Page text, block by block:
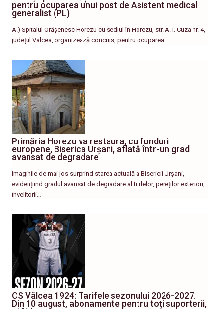
pentru ocuparea unui post de Asistent medical
generalist (PL)
A.) Spitalul Orășenesc Horezu cu sediul în Horezu, str. A. I. Cuza nr. 4,
județul Valcea, organizează concurs, pentru ocuparea…
Primăria Horezu va restaura, cu fonduri
europene, Biserica Urșani, aflată într-un grad
avansat de degradare
Imaginile de mai jos surprind starea actuală a Bisericii Urșani,
evidențiind gradul avansat de degradare al turlelor, pereților exteriori,
învelitorii…
CS Vâlcea 1924: Tarifele sezonului 2026-2027.
Din 10 august, abonamente pentru toți suporterii,